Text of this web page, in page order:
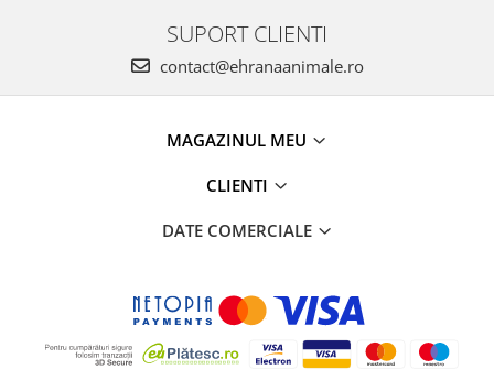
SUPORT CLIENTI
contact@ehranaanimale.ro
MAGAZINUL MEU
CLIENTI
DATE COMERCIALE